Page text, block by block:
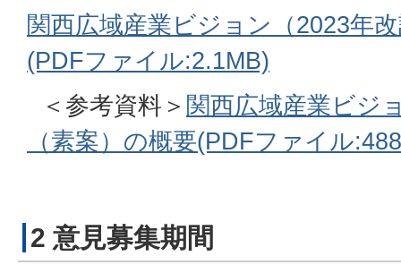
関西広域産業ビジョン（2023年
(PDFファイル:2.1MB)
＜参考資料＞ 関西広域産業ビジ
（素案）の概要(PDFファイル
2 意見募集期間